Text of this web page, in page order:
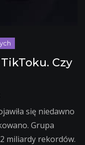
Czy
się niedawno
Grupa
miliardy rekordów.